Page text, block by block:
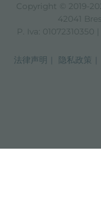
Copyright © 2019-
42041
P. Iva: 01072310350
法律声明
隐私政策